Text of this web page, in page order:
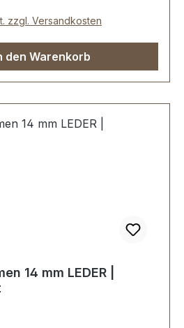
zzgl. Versandkosten
den Warenkorb
14 mm LEDER |